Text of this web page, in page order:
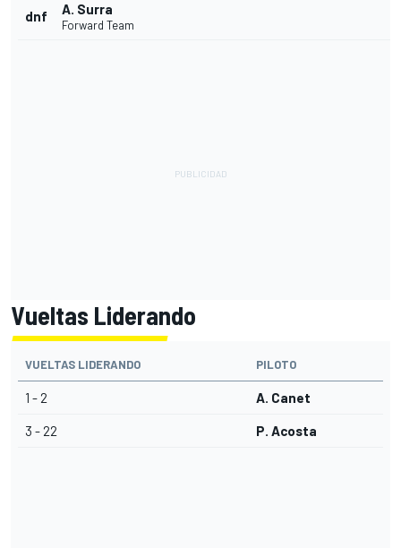
dnf A. Surra
Forward Team
Vueltas Liderando
VUELTAS LIDERANDO PILOTO
1 - 2 A. Canet
3 - 22 P. Acosta